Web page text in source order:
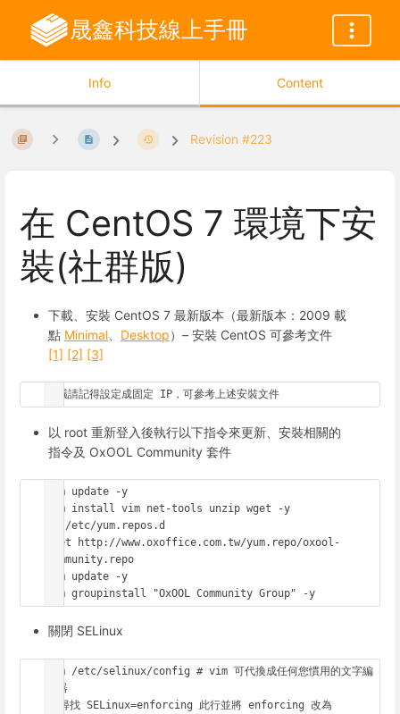
晟鑫科技線上手冊
Info Content
Revision #223
在 CentOS 7 環境下安
裝(社群版)
下載、安裝 CentOS 7 最新版本（最新版本：2009 載
點 Minimal Desktop）– 安裝 CentOS 可參考文件
[1] [2] [3]
建議請記得設定成固定 IP，可參考上述安裝文件
以 root 重新登入後執行以下指令來更新、安裝相關的
指令及 OxOOL Community 套件
yum update -y
yum install vim net-tools unzip wget -y
cd /etc/yum.repos.d
wget http://www.oxoffice.com.tw/yum.repo/oxool-
community.repo
yum update -y
yum groupinstall "OxOOL Community Group" -y
關閉 SELinux
vim /etc/selinux/config # vim 可代換成任何您慣用的文字編
輯器
# 尋找 SELinux=enforcing 此行並將 enforcing 改為